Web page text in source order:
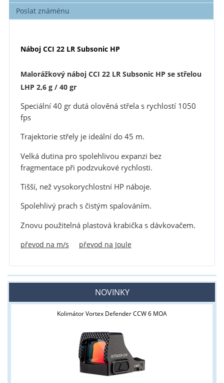
Poslat známénu
Náboj CCI 22 LR Subsonic HP
Malorážkový náboj CCI 22 LR Subsonic HP se střelou
LHP 2,6 g / 40 gr
Speciální 40 gr dutá olověná střela s rychlostí 1050
fps
Trajektorie střely je ideální do 45 m.
Velká dutina pro spolehlivou expanzi bez
fragmentacepři podzvukové rychlosti.
Tišší, než vysokorychlostní HP náboje.
Spolehlivý prach s čistým spalováním.
Znovu použitelná plastová krabička s dávkovačem.
převod na m/s převod na Joule
NOVINKY
Kolimátor Vortex Defender CCW 6 MOA